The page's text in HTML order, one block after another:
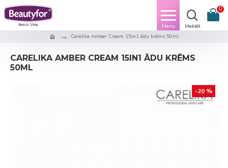
0
Carelika Amber Cream 15in1 ādu krēms 50ml
CARELIKA AMBER CREAM 15IN1 ĀDU KRĒMS
50ML
-20 %